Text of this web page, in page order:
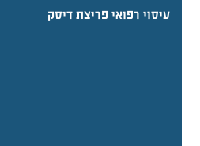
עיסוי רפואי פריצת דיסק